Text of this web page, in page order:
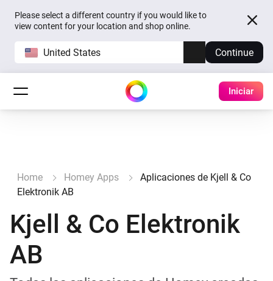
Please select a different country if you would like to
view content for your location and shop online.
United States Continue
Iniciar
Home Homey Apps
Aplicaciones de Kjell & Co
Elektronik AB
Kjell & Co Elektronik
AB